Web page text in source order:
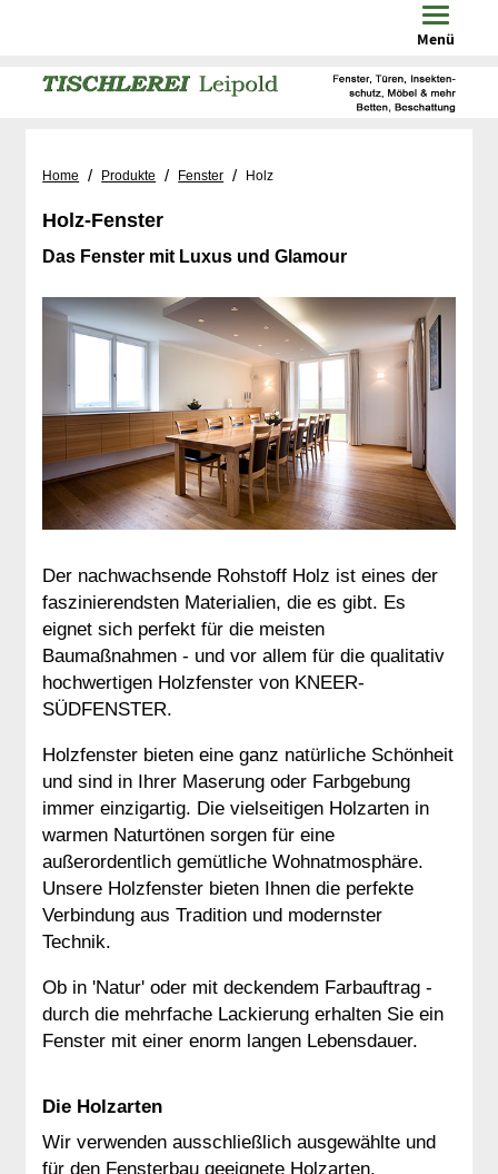
Toggle
Menü
Home / Produkte / Fenster / Holz
Holz-Fenster
Das Fenster mit Luxus und Glamour
Der nachwachsende Rohstoff Holz ist eines der
faszinierendsten Materialien, die es gibt. Es
eignet sich perfekt für die meisten
Baumaßnahmen - und vor allem für die qualitativ
hochwertigen Holzfenster von KNEER-
SÜDFENSTER.
Holzfenster bieten eine ganz natürliche Schönheit
und sind in Ihrer Maserung oder Farbgebung
immer einzigartig. Die vielseitigen Holzarten in
warmen Naturtönen sorgen für eine
außerordentlich gemütliche Wohnatmosphäre.
Unsere Holzfenster bieten Ihnen die perfekte
Verbindung aus Tradition und modernster
Technik.
Ob in 'Natur' oder mit deckendem Farbauftrag -
durch die mehrfache Lackierung erhalten Sie ein
Fenster mit einer enorm langen Lebensdauer.
Die Holzarten
Wir verwenden ausschließlich ausgewählte und
für den Fensterbau geeignete Holzarten.